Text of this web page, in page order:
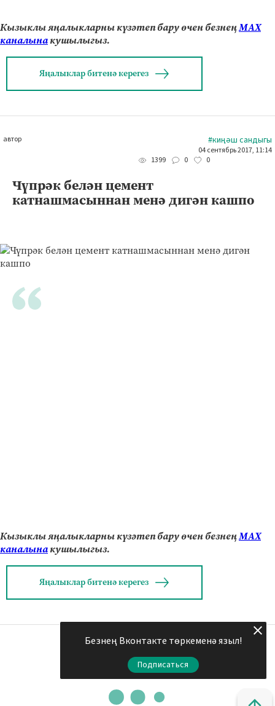
Кызыклы яңалыкларны күзәтеп бару өчен безнеңМАХ
каналынакушылыгыз.
Яңалыклар битенә керегез
автор #киңәш сандыгы
04 сентябрь 2017, 11:14
1399
0 0
Чүпрәк белән цемент
катнашмасыннан менә дигән кашпо
Кызыклы яңалыкларны күзәтеп бару өчен безнеңМАХ
каналынакушылыгыз.
Яңалыклар битенә керегез
Безнең Вконтакте төркеменә языл!
Подписаться